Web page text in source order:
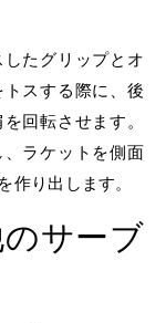
たグリップとオ
スする際に、後
回転させます。
ラケットを側面
作り出します。
サーブ